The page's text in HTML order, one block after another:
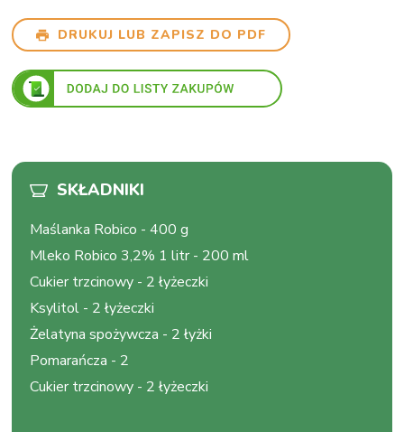
DRUKUJ LUB ZAPISZ DO PDF
SKŁADNIKI
Maślanka Robico -400 g
Mleko Robico 3,2% 1 litr - 200 ml
Cukier trzcinowy - 2 łyżeczki
Ksylitol - 2 łyżeczki
Żelatyna spożywcza - 2 łyżki
Pomarańcza - 2
Cukier trzcinowy - 2 łyżeczki